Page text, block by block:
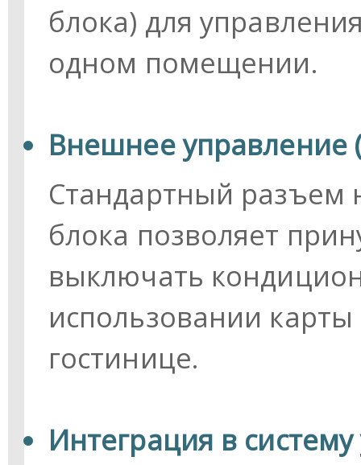
блока) для
одном помещении.
Внешнее управление
Стандартный разъем
блока позволяет
выключать
использовании
гостинице.
Интеграция в